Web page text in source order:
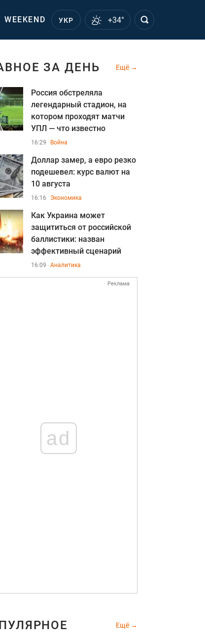
WEEKEND УКР +34°
ЗА ДЕНЬ Ещё
Россия обстреляла
легендарный стадион, на
котором проходят матчи
УПЛ — что известно
16:29 Война
Доллар замер, а евро резко
подешевел: курс валют на
10 августа
16:16 Экономика
Как Украина может
защититься от российской
баллистики: назван
эффективный сценарий
16:09 Аналитика
Реклама
ad
Ещё